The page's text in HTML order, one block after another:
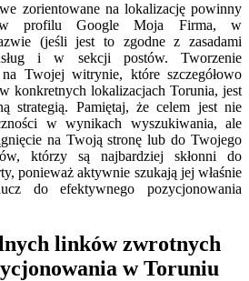
zorientowane na lokalizację powinny
w profilu Google Moja Firma, w
(jeśli jest to zgodne z zasadami
i w sekcji postów. Tworzenie
Twojej witrynie, które szczegółowo
konkretnych lokalizacjach Torunia, jest
strategią. Pamiętaj, że celem jest nie
w wynikach wyszukiwania, ale
na Twoją stronę lub do Twojego
którzy są najbardziej skłonni do
ponieważ aktywnie szukają jej właśnie
do efektywnego pozycjonowania
linków zwrotnych
w Toruniu